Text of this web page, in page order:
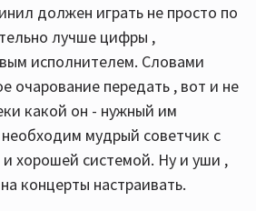
должен играть не просто по
лучше цифры ,
исполнителем. Словами
очарование передать , вот и не
какой он - нужный им
необходим мудрый советчик с
хорошей системой. Ну и уши ,
концерты настраивать.